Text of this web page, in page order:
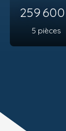
259 600
5 pièces